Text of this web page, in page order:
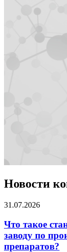
Новости
31.07.2026
Что такое
заводу по
препаратов?